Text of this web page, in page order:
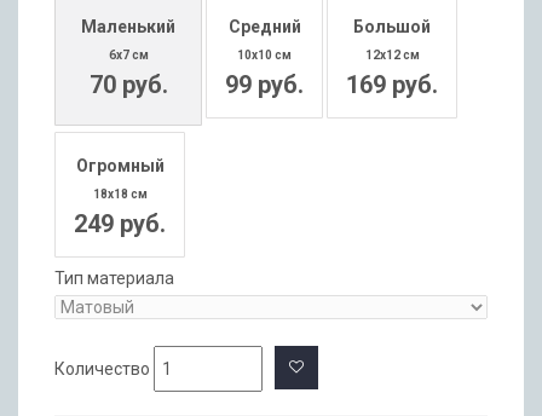
Маленький
6x7 см
70 руб.
Средний
10x10 см
99 руб.
Большой
12x12 см
169 руб.
Огромный
18x18 см
249 руб.
Тип материала
Количество